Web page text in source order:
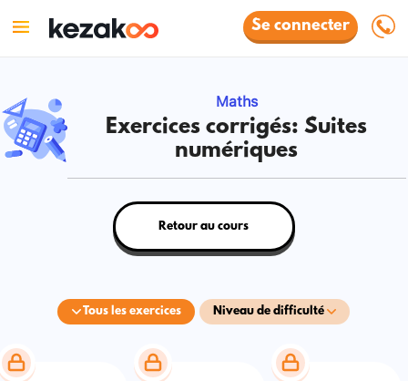
Se connecter
Maths
Exercices corrigés: Suites
numériques
Tous les exercices Niveau de difficulté
Retour au cours